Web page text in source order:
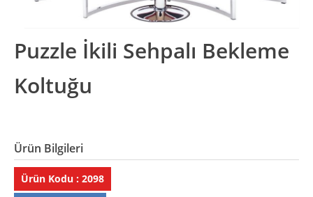
Puzzle İkili Sehpalı Bekleme
Koltuğu
Ürün Bilgileri
Ürün Kodu : 2098